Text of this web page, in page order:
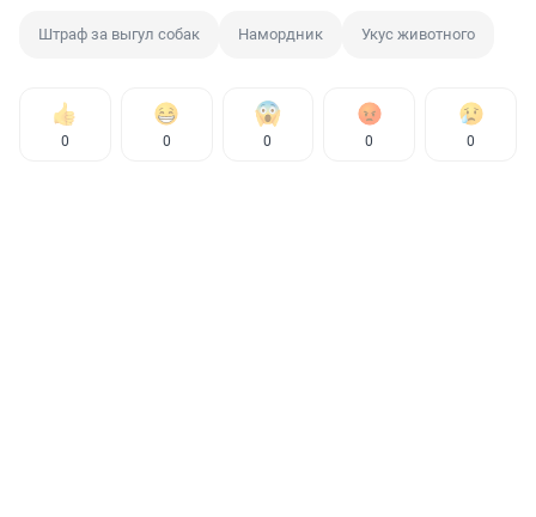
Штраф за выгул собак Намордник Укус животного
0 0 0 0 0